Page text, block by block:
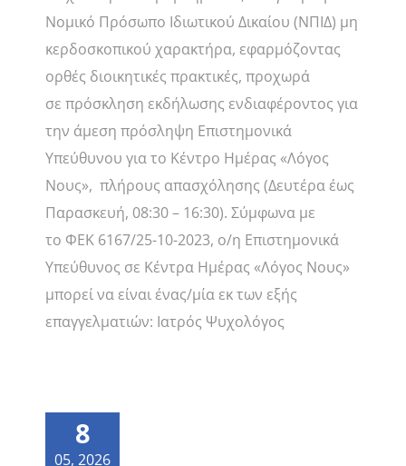
Νομικό Πρόσωπο Ιδιωτικού Δικαίου (ΝΠΙΔ) μη
κερδοσκοπικού χαρακτήρα, εφαρμόζοντας
ορθές διοικητικές πρακτικές, προχωρά
σε πρόσκληση εκδήλωσης ενδιαφέροντος για
την άμεση πρόσληψη Επιστημονικά
Υπεύθυνου για το Κέντρο Ημέρας «Λόγος
Νους», πλήρους απασχόλησης (Δευτέρα έως
Παρασκευή, 08:30 – 16:30). Σύμφωνα με
το ΦΕΚ 6167/25-10-2023, ο/η Επιστημονικά
Υπεύθυνος σε Κέντρα Ημέρας «Λόγος Νους»
μπορεί να είναι ένας/μία εκ των εξής
επαγγελματιών: Ιατρός Ψυχολόγος
8
05, 2026